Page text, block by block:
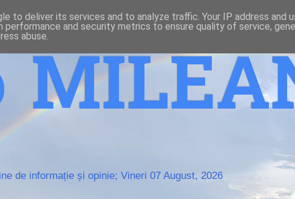
de informație și opinie; Vineri 07 August, 2026
to deliver its services and to analyze traffic. Your IP address and
performance and security metrics to ensure quality of service,
abuse.